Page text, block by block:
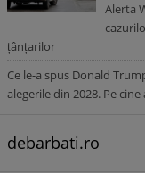
Alerta
țânțarilor
Ce le-a spus Donald
alegerile din 2028. Pe
debarbati.ro